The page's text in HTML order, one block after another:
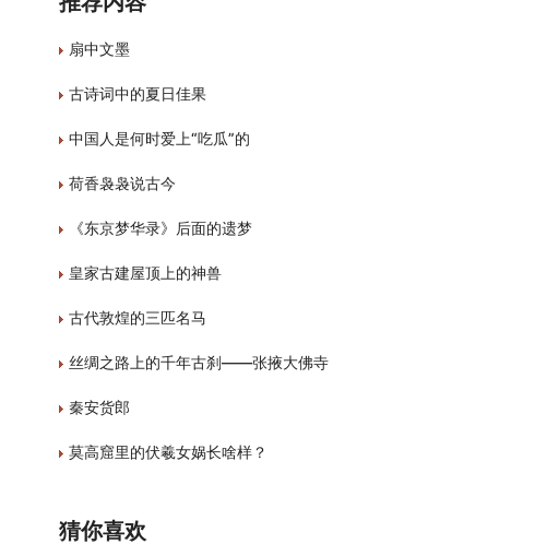
扇中文墨
古诗词中的夏日佳果
中国人是何时爱上“吃瓜”的
荷香袅袅说古今
《东京梦华录》后面的遗梦
皇家古建屋顶上的神兽
古代敦煌的三匹名马
丝绸之路上的千年古刹——张掖大佛寺
秦安货郎
莫高窟里的伏羲女娲长啥样？
猜你喜欢